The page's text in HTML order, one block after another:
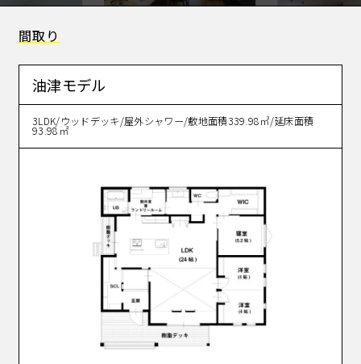
間取り
油津モデル
3LDK/ウッドデッキ/屋外シャワー/敷地面積339.98㎡/延床面積
93.98㎡